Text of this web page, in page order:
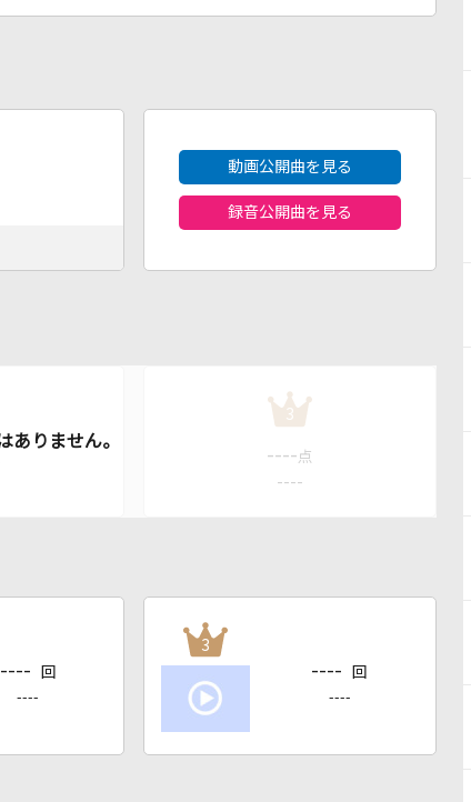
動画公開曲を見る
録音公開曲を見る
3
---- 点
----
---- 回
----
3
---- 回
----